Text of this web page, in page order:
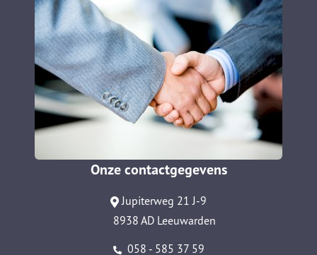
Onze contactgegevens
Jupiterweg 21 J-9
8938 AD Leeuwarden
058 - 585 37 59